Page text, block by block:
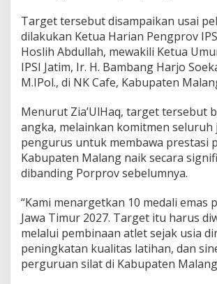
n
s
u
n
g
s
a
n
g
T
a
g
e
t
1
0
E
Target tersebut disampaikan usai
dilakukan Ketua Harian Pengprov
Hoslih Abdullah, mewakili Ketua
IPSI Jatim, Ir. H. Bambang Harjo
M.IPol., di NK Cafe, Kabupaten
Menurut Zia’UlHaq, target tersebut
angka, melainkan komitmen seluruh
pengurus untuk membawa prestasi
Kabupaten Malang naik secara
dibanding Porprov sebelumnya.
“Kami menargetkan 10 medali emas
Jawa Timur 2027. Target itu harus
melalui pembinaan atlet sejak usia
peningkatan kualitas latihan, dan
perguruan silat di Kabupaten